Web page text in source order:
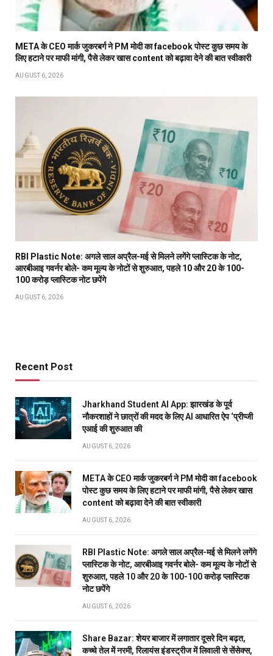
META के CEO मार्क जुकरबर्ग ने PM मोदी का facebook पोस्ट कुछ समय के
लिए हटाने पर माफी मांगी, पैसे लेकर खास content को बढ़ावा देने की बात स्वीकारी
AUGUST 6, 2026
RBI Plastic Note: अगले साल अप्रैल-मई से मिलने लगेंगे प्लास्टिक के नोट,
आरबीआइ गवर्नर बोले- कम मूल्य के नोटों से शुरुआत, पहले 10 और 20 के 100-
100 करोड़ प्लास्टिक नोट छपेंगे
AUGUST 6, 2026
Recent Post
Jharkhand Student AI App: झारखंड के पूर्व
नौकरशाहों ने छात्रों की मदद के लिए AI आधारित ऐप ‘प्रीप्जी
एआई की शुरुआत की
AUGUST 6, 2026
META के CEO मार्क जुकरबर्ग ने PM मोदी का facebook
पोस्ट कुछ समय के लिए हटाने पर माफी मांगी, पैसे लेकर खास
content को बढ़ावा देने की बात स्वीकारी
AUGUST 6, 2026
RBI Plastic Note: अगले साल अप्रैल-मई से मिलने लगेंगे
प्लास्टिक के नोट, आरबीआइ गवर्नर बोले- कम मूल्य के नोटों से
शुरुआत, पहले 10 और 20 के 100-100 करोड़ प्लास्टिक
नोट छपेंगे
AUGUST 6, 2026
Share Bazar: शेयर बाजार में लगातार दूसरे दिन बढ़त,
कच्चे तेल में नरमी, रिलायंस इंडस्ट्रीज में लिवाली से सेंसेक्स,